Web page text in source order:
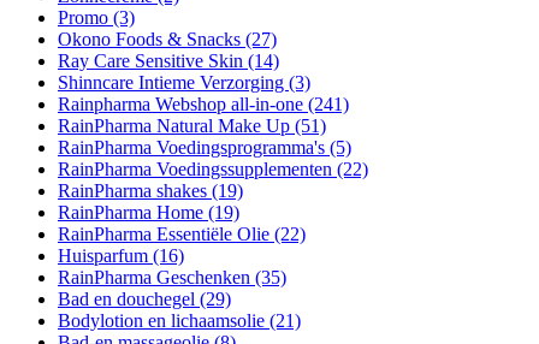
Promo (3)
Okono Foods & Snacks (27)
Ray Care Sensitive Skin (14)
Shinncare Intieme Verzorging (3)
Rainpharma Webshop all-in-one (241)
RainPharma Natural Make Up (51)
RainPharma Voedingsprogramma's (5)
RainPharma Voedingssupplementen (22)
RainPharma shakes (19)
RainPharma Home (19)
RainPharma Essentiële Olie (22)
Huisparfum (16)
RainPharma Geschenken (35)
Bad en douchegel (29)
Bodylotion en lichaamsolie (21)